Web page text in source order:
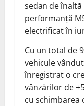
sedan de înaltă
performanță
electrificat în
Cu un total de
vehicule
înregistrat o
vânzărilor de
cu schimbarea